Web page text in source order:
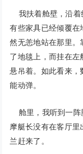
我扶着舱壁，沿着
有些家具已经倾覆在
然无恙地站在那里。
了地毯上，而挂在左
悬吊着。如此看来，
能动弹。
舱里，我听到一阵
摩艇长没有在客厅里
兰赶来了。